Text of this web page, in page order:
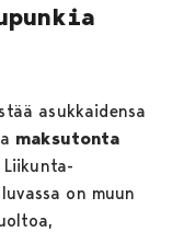
asukkaidensa
maksutonta
on muun